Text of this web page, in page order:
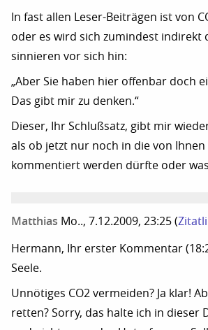
In fast allen Leser-Beiträgen ist von
oder es wird sich zumindest indirekt
sinnieren vor sich hin:
„Aber Sie haben hier offenbar doch
Das gibt mir zu denken.“
Dieser, Ihr Schlußsatz, gibt mir
als ob jetzt nur noch in die von
kommentiert werden dürfte oder
Matthias Mo.., 7.12.2009, 23:25 (
Hermann, Ihr erster Kommentar
Seele.
Unnötiges CO2 vermeiden? Ja klar!
retten? Sorry, das halte ich in dieser